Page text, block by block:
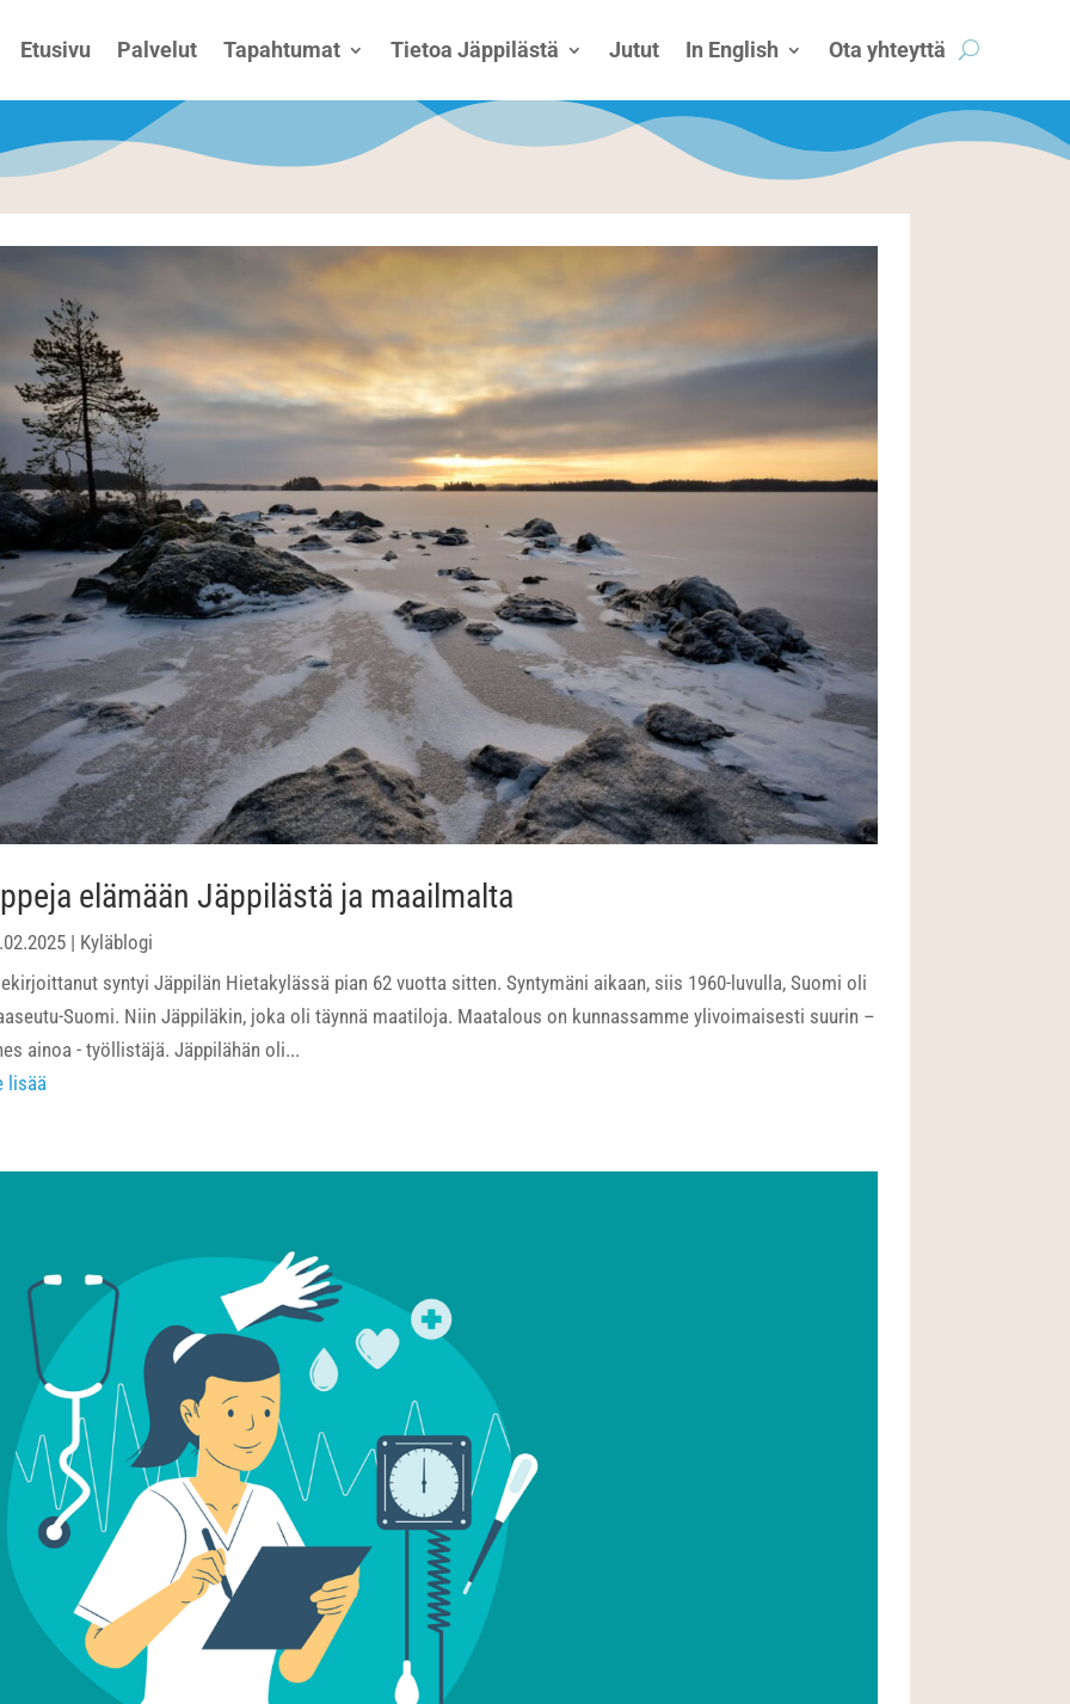
Etusivu Palvelut Tapahtumat Tietoa Jäppilästä Jutut In English Ota yhteyttä
elämään Jäppilästä ja maailmalta
| Kyläblogi
syntyi Jäppilän Hietakylässä pian 62 vuotta sitten. Syntymäni aikaan, siis 1960-luvulla, Suomi oli
Suomi. Niin Jäppiläkin, joka oli täynnä maatiloja. Maatalous on kunnassamme ylivoimaisesti suurin –
ainoa - työllistäjä. Jäppilähän oli...
lisää